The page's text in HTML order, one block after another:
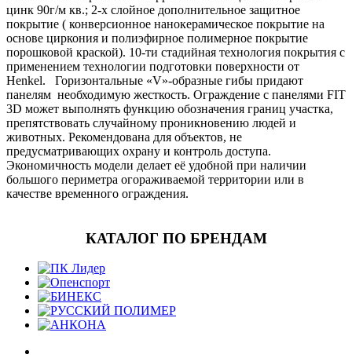
цинк 90г/м кв.; 2-х слойное дополнительное защитное
покрытие ( конверсионное нанокерамическое покрытие на
основе циркония и полиэфирное полимерное покрытие
порошковой краской). 10-ти стадийная технология покрытия с
применением технологии подготовки поверхности от
Henkel. Горизонтальные «V»-образные гибы придают
панелям необходимую жесткость. Ограждение с панелями FIT
3D может выполнять функцию обозначения границ участка,
препятствовать случайному проникновению людей и
животных. Рекомендована для объектов, не
предусматривающих охрану и контроль доступа.
Экономичность модели делает её удобной при наличии
большого периметра огораживаемой территории или в
качестве временного ограждения.
КАТАЛОГ ПО БРЕНДАМ